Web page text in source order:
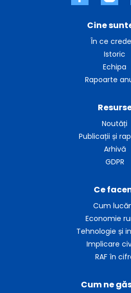
Cine
În ce
Istoric
Echipa
Rapoarte
Ce
Cum
Economie
Tehnologie și
Implicare
RAF în
Noutăți
Publicații și
Arhivă
GDPR
Cum ne